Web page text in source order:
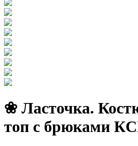
❀ Ласточка.
топ с брюками